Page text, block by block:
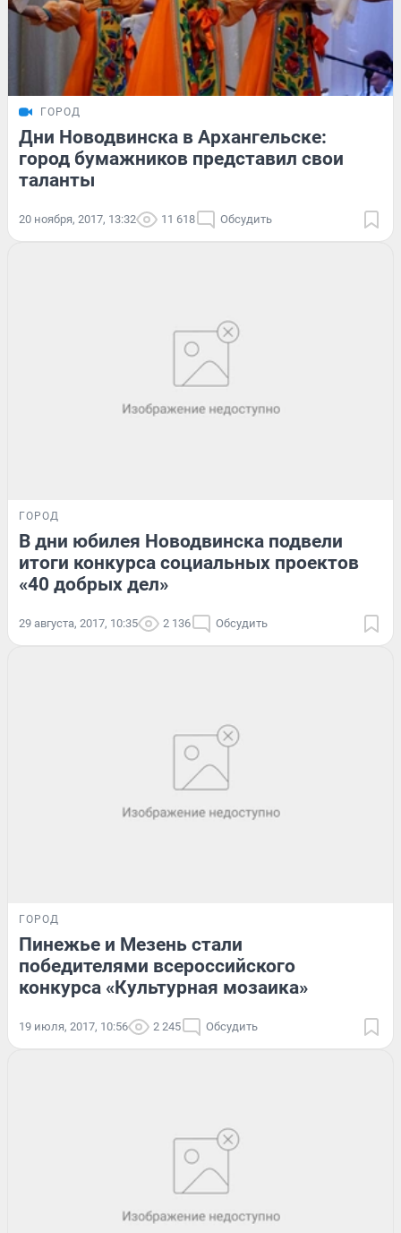
ГОРОД
Дни Новодвинска в Архангельске:
город бумажников представил свои
таланты
20 ноября, 2017, 13:32 11 618 Обсудить
ГОРОД
В дни юбилея Новодвинска подвели
итоги конкурса социальных проектов
«40 добрых дел»
29 августа, 2017, 10:35 2 136 Обсудить
ГОРОД
Пинежье и Мезень стали
победителями всероссийского
конкурса «Культурная мозаика»
19 июля, 2017, 10:56 2 245 Обсудить